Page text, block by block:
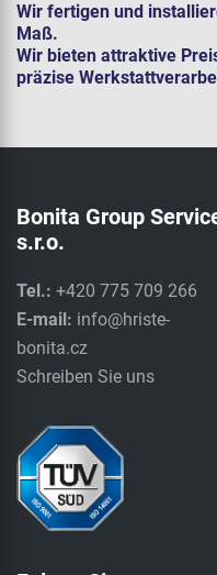
Wir fertigen und
Maß.
Wir bieten attraktive
präzise
Bonita Group
s.r.o.
Tel.: +420 775 709 266
E-mail: info@hriste-
bonita.cz
Schreiben Sie uns